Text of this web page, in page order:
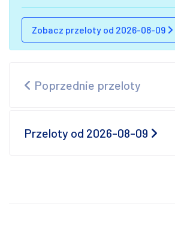
Zobacz przeloty od 2026-08-09
Poprzednie przeloty
Przeloty od 2026-08-09